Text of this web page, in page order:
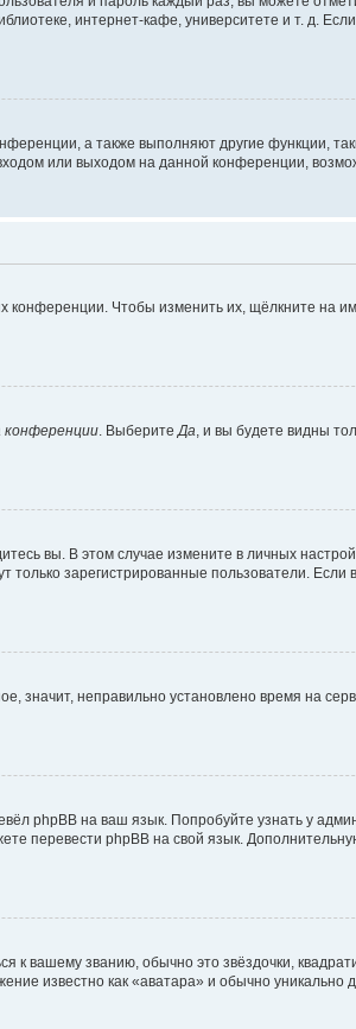
интернет-кафе, университете и т. д. Если
а также выполняют другие функции,
или выходом на данной конференции,
Чтобы изменить их, щёлкните на
конференции . Выберите Да , и вы будете видны
вы. В этом случае измените в личных
только зарегистрированные пользователи.
значит, неправильно установлено время на
phpBB на ваш язык. Попробуйте узнать у
перевести phpBB на свой язык.
вашему званию, обычно это звёздочки,
известно как «аватара» и обычно уникально